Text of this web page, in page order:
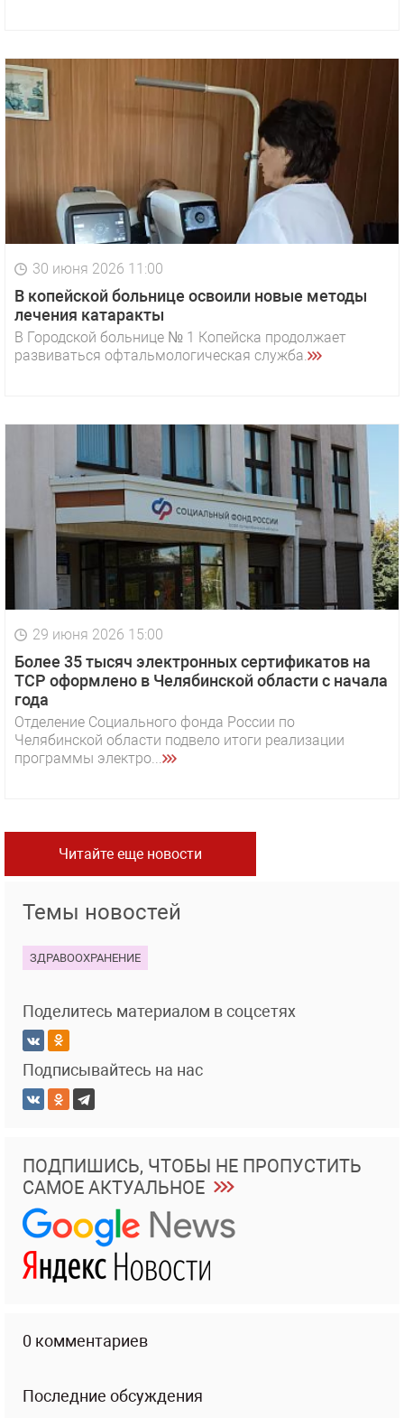
30 июня 2026 11:00
В копейской больнице освоили новые методы
лечения катаракты
В Городской больнице № 1 Копейска продолжает
развиваться офтальмологическая служба.
29 июня 2026 15:00
Более 35 тысяч электронных сертификатов на
ТСР оформлено в Челябинской области с начала
года
Отделение Социального фонда России по
Челябинской области подвело итоги реализации
программы электро...
Читайте еще новости
Темы новостей
ЗДРАВООХРАНЕНИЕ
Поделитесь материалом в соцсетях
Подписывайтесь на нас
ПОДПИШИСЬ, ЧТОБЫ НЕ ПРОПУСТИТЬ
САМОЕ АКТУАЛЬНОЕ
0 комментариев
Последние обсуждения